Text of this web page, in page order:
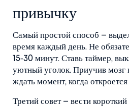
привычку
Самый простой способ –
время каждый день. Не
15‑30 минут. Ставь таймер,
уютный уголок. Приучив мозг
ждать момент, когда
Третий совет – вести